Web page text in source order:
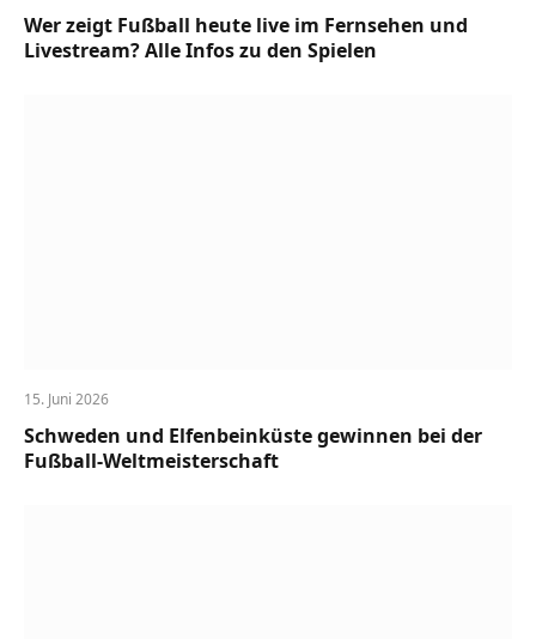
Wer zeigt Fußball heute live im Fernsehen und
Livestream? Alle Infos zu den Spielen
15. Juni 2026
Schweden und Elfenbeinküste gewinnen bei der
Fußball-Weltmeisterschaft